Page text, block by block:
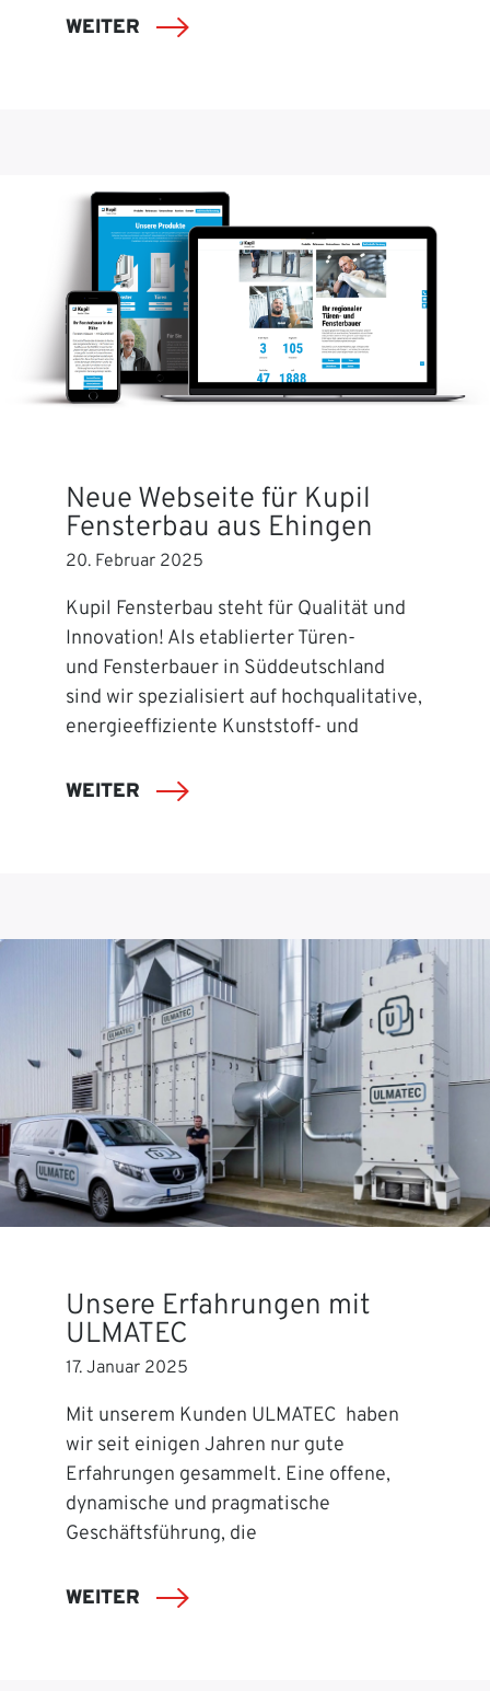
WEITER
Neue Webseite für Kupil
Fensterbau aus Ehingen
20. Februar 2025
Kupil Fensterbau steht für Qualität und
Innovation! Als etablierter Türen-
und Fensterbauer in Süddeutschland
sind wir spezialisiert auf hochqualitative,
energieeffiziente Kunststoff- und
WEITER
Unsere Erfahrungen mit
ULMATEC
17. Januar 2025
Mit unserem Kunden ULMATEC haben
wir seit einigen Jahren nur gute
Erfahrungen gesammelt. Eine offene,
dynamische und pragmatische
Geschäftsführung, die
WEITER